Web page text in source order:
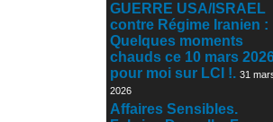
GUERRE USA/ISRAEL
contre Régime Iranien :
Quelques moments
chauds ce 10 mars
pour moi sur LCI !. 31
2026
Affaires Sensibles.